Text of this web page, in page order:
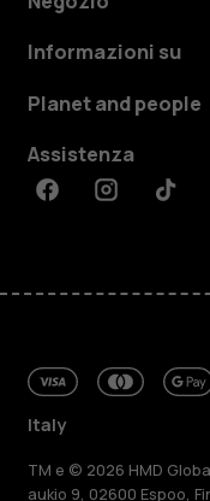
Informazioni su
Planet and people
Assistenza
FacebookInstagram
Italy
TM e © 2026 HMD
aukio 9, 02600 Espoo,